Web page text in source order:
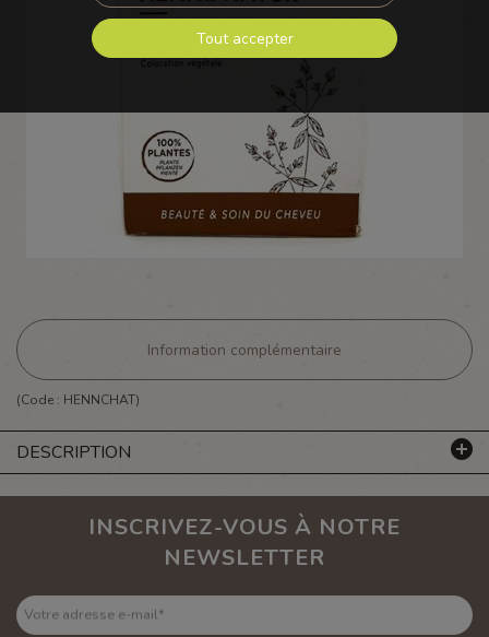
Information complémentaire
(Code : HENNCHAT)
DESCRIPTION
Tout accepter
INSCRIVEZ-VOUS À NOTRE
NEWSLETTER
Votre adresse e-mail*